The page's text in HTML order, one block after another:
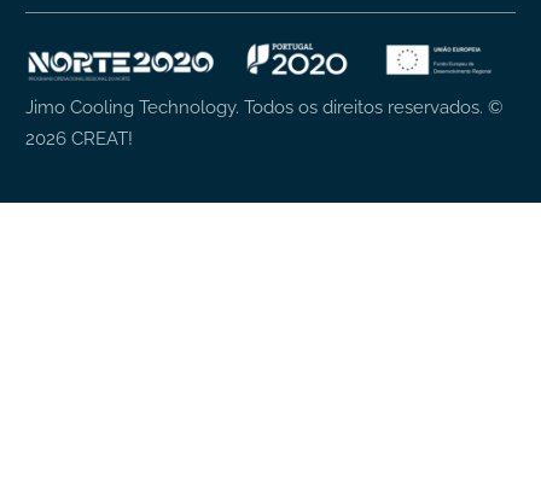
Jimo Cooling Technology. Todos os direitos reservados. ©
2026 CREAT!